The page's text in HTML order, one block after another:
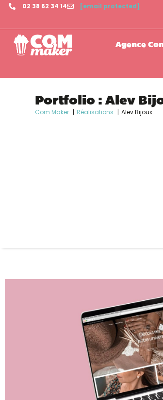
02 38 62 34 14 [email protected]
Agence
Portfolio : Alev
Com Maker Réalisations Alev Bijoux